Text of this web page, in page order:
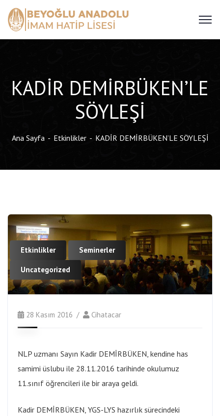
KADİR DEMİRBÜKEN’LE
SÖYLEŞİ
Ana Sayfa Etkinlikler KADİR DEMİRBÜKEN’LE SÖYLEŞİ
Etkinlikler Seminerler
Uncategorized
28 Kasım 2016 Cihatacar
NLP uzmanı Sayın Kadir DEMİRBÜKEN, kendine has
samimi üslubu ile 28.11.2016 tarihinde okulumuz
11.sınıf öğrencileri ile bir araya geldi.
Kadir DEMİRBÜKEN, YGS-LYS hazırlık sürecindeki